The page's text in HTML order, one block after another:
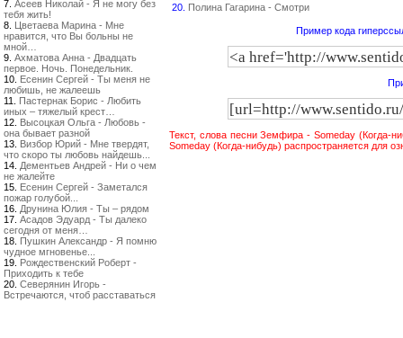
7. Асеев Николай - Я не могу без
тебя жить!
8. Цветаева Марина - Мне
нравится, что Вы больны не
мной…
9. Ахматова Анна - Двадцать
первое. Ночь. Понедельник.
10. Есенин Сергей - Ты меня не
любишь, не жалеешь
11. Пастернак Борис - Любить
иных – тяжелый крест…
12. Высоцкая Ольга - Любовь -
она бывает разной
13. Визбор Юрий - Мне твердят,
что скоро ты любовь найдешь...
14. Дементьев Андрей - Ни о чем
не жалейте
15. Есенин Сергей - Заметался
пожар голубой...
16. Друнина Юлия - Ты – рядом
17. Асадов Эдуард - Ты далеко
сегодня от меня…
18. Пушкин Александр - Я помню
чудное мгновенье...
19. Рождественский Роберт -
Приходить к тебе
20. Северянин Игорь -
Встречаются, чтоб расставаться
20. Полина Гагарина - Смотри
Пример кода
Текст, слова песни Земфира - Someday (Когда-
Someday (Когда-нибудь) распространяется для